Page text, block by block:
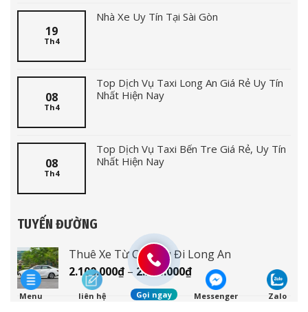
19
Th4
Nhà Xe Uy Tín Tại Sài Gòn
08
Th4
Top Dịch Vụ Taxi Long An Giá Rẻ Uy Tín
Nhất Hiện Nay
08
Th4
Top Dịch Vụ Taxi Bến Tre Giá Rẻ, Uy Tín
Nhất Hiện Nay
TUYẾN ĐƯỜNG
Thuê Xe Từ Cà Mau Đi Long An
2.100.000₫ – 2.200.000₫Khoảng
giá:
từ
Menu liên hệ Gọi ngay Messenger Zalo